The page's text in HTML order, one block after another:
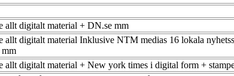
allt digitalt material + DN.se mm
allt digitalt material Inklusive NTM medias 16 lokala
mm
allt digitalt material + New york times i digital form +